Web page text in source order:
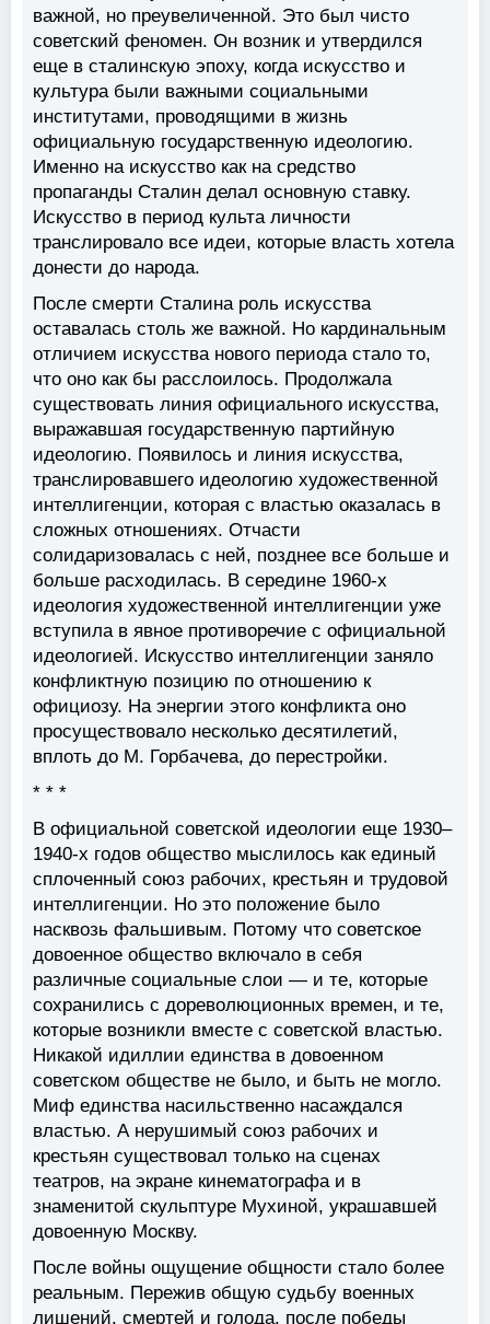
важной, но преувеличенной. Это был чисто
советский феномен. Он возник и утвердился
еще в сталинскую эпоху, когда искусство и
культура были важными социальными
институтами, проводящими в жизнь
официальную государственную идеологию.
Именно на искусство как на средство
пропаганды Сталин делал основную ставку.
Искусство в период культа личности
транслировало все идеи, которые власть хотела
донести до народа.
После смерти Сталина роль искусства
оставалась столь же важной. Но кардинальным
отличием искусства нового периода стало то,
что оно как бы расслоилось. Продолжала
существовать линия официального искусства,
выражавшая государственную партийную
идеологию. Появилось и линия искусства,
транслировавшего идеологию художественной
интеллигенции, которая с властью оказалась в
сложных отношениях. Отчасти
солидаризовалась с ней, позднее все больше и
больше расходилась. В середине 1960-х
идеология художественной интеллигенции уже
вступила в явное противоречие с официальной
идеологией. Искусство интеллигенции заняло
конфликтную позицию по отношению к
официозу. На энергии этого конфликта оно
просуществовало несколько десятилетий,
вплоть до М. Горбачева, до перестройки.
* * *
В официальной советской идеологии еще 1930–
1940-х годов общество мыслилось как единый
сплоченный союз рабочих, крестьян и трудовой
интеллигенции. Но это положение было
насквозь фальшивым. Потому что советское
довоенное общество включало в себя
различные социальные слои — и те, которые
сохранились с дореволюционных времен, и те,
которые возникли вместе с советской властью.
Никакой идиллии единства в довоенном
советском обществе не было, и быть не могло.
Миф единства насильственно насаждался
властью. А нерушимый союз рабочих и
крестьян существовал только на сценах
театров, на экране кинематографа и в
знаменитой скульптуре Мухиной, украшавшей
довоенную Москву.
После войны ощущение общности стало более
реальным. Пережив общую судьбу военных
лишений, смертей и голода, после победы